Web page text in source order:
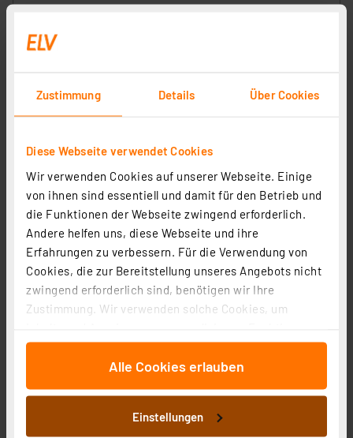
Zustimmung Details Über Cookies
Diese Webseite verwendet Cookies
Wir verwenden Cookies auf unserer Webseite. Einige
von ihnen sind essentiell und damit für den Betrieb und
die Funktionen der Webseite zwingend erforderlich.
Andere helfen uns, diese Webseite und ihre
Erfahrungen zu verbessern. Für die Verwendung von
Cookies, die zur Bereitstellung unseres Angebots nicht
zwingend erforderlich sind, benötigen wir Ihre
Zustimmung. Wir verwenden solche Cookies, um
für soziale Medien anbieten zu können und die Zugriffe
auf unsere Website zu analysieren. Außerdem geben
wir Informationen zu Ihrer Verwendung unserer Website
an unsere Partner für soziale Medien, Werbung und
Analysen weiter. Unsere Partner führen diese
Alle Cookies erlauben
Einstellungen
GLORIA Funk-Rauchmelder 2106 by CAVIUS,
Rauchwarnmelder, 10-Jahres-Batterie, funkvernetzbar
Artikel-Nr. 253722
Informationen zu Versandkosten